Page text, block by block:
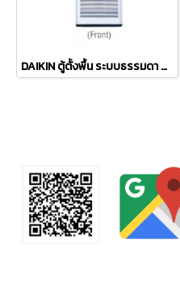
DAIKIN ตู้ตั้งพื้น ระบบธรรมดา ประหยัดไฟ มาตรฐาน รุ่น Floor Standing FVRN R410a